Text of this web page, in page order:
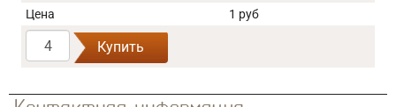
Цена
1 руб
Купить